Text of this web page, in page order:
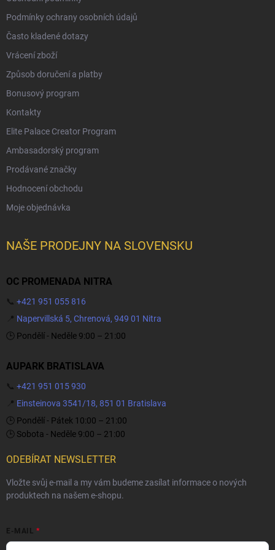
Podmínky ochrany osobních údajů
Často kladené dotazy
Vrácení zboží
Způsob doručení a platby
Bonusový program
Kontakty
Elite Palace Creator Program
Ambasadorský program
Prodávané značky
Hodnocení obchodu
Moje objednávka
NAŠE PRODEJNY NA SLOVENSKU
OC PROMENADA NITRA
📞 +421 951 055 816
📍 Napervillská 5, Chrenová, 949 01 Nitra
🕒 Pondělí - Neděle 9:00 – 21:00
AUPARK BRATISLAVA
📞 +421 951 015 930
📍 Einsteinova 3541/18, 851 01 Bratislava
🕒 Pondělí - Pátek 10:00 – 21:00
🕒 Sobota - Neděle 9:00 – 21:00
ODEBÍRAT NEWSLETTER
Vložte svůj e-mail a my vám budeme zasílat informace o nových
produktech na našem e-shopu.
E-MAIL